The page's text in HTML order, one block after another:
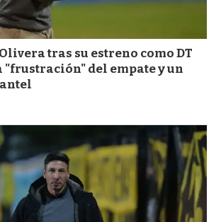
tras su estreno como DT
"frustración" del empate y un